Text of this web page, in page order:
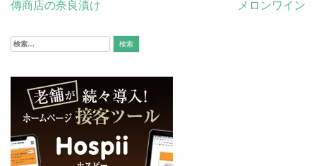
ビ
ー
シ
ョ
ン
傳商店の奈良漬け
メロンワイン
検